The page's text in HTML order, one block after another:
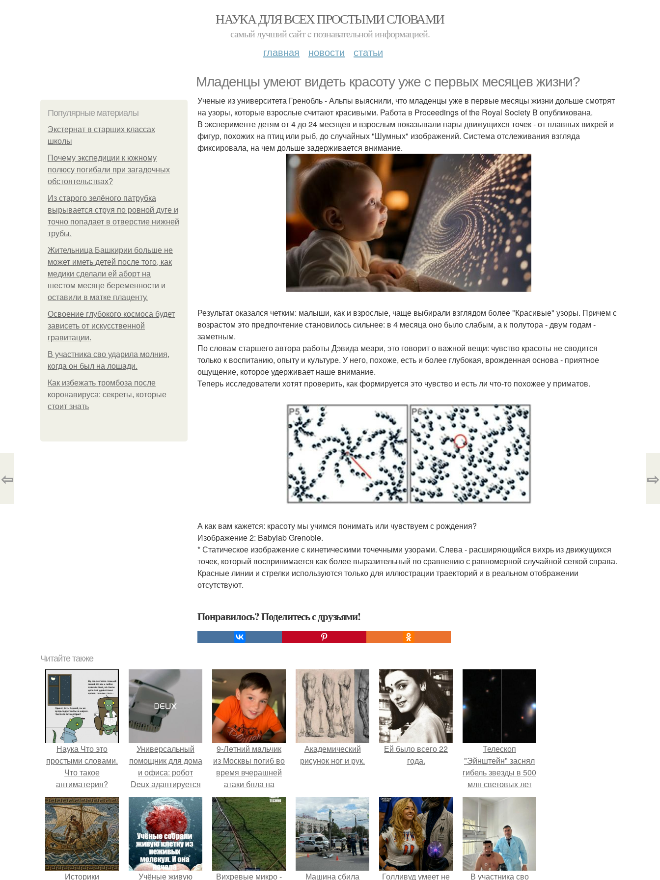
НАУКА ДЛЯ ВСЕХ ПРОСТЫМИ СЛОВАМИ
самый лучший сайт c познавательной информацией.
главная новости статьи
Младенцы умеют видеть красоту уже с первых месяцев жизни?
Популярные материалы
Экстернат в старших классах
школы
Почему экспедиции к южному
полюсу погибали при загадочных
обстоятельствах?
Из старого зелёного патрубка
вырывается струя по ровной дуге и
точно попадает в отверстие нижней
трубы.
Жительница Башкирии больше не
может иметь детей после того, как
медики сделали ей аборт на
шестом месяце беременности и
оставили в матке плаценту.
Освоение глубокого космоса будет
зависеть от искусственной
гравитации.
В участника сво ударила молния,
когда он был на лошади.
Как избежать тромбоза после
коронавируса: секреты, которые
стоит знать
Ученые из университета Гренобль - Альпы выяснили, что младенцы уже в первые месяцы жизни дольше смотрят
на узоры, которые взрослые считают красивыми. Работа в Proceedings of the Royal Society B опубликована.
В эксперименте детям от 4 до 24 месяцев и взрослым показывали пары движущихся точек - от плавных вихрей и
фигур, похожих на птиц или рыб, до случайных "Шумных" изображений. Система отслеживания взгляда
фиксировала, на чем дольше задерживается внимание.
Результат оказался четким: малыши, как и взрослые, чаще выбирали взглядом более "Красивые" узоры. Причем с
возрастом это предпочтение становилось сильнее: в 4 месяца оно было слабым, а к полутора - двум годам -
заметным.
По словам старшего автора работы Дэвида меари, это говорит о важной вещи: чувство красоты не сводится
только к воспитанию, опыту и культуре. У него, похоже, есть и более глубокая, врожденная основа - приятное
ощущение, которое удерживает наше внимание.
Теперь исследователи хотят проверить, как формируется это чувство и есть ли что-то похожее у приматов.
А как вам кажется: красоту мы учимся понимать или чувствуем с рождения?
Изображение 2: Babylab Grenoble.
* Статическое изображение с кинетическими точечными узорами. Слева - расширяющийся вихрь из движущихся
точек, который воспринимается как более выразительный по сравнению с равномерной случайной сеткой справа.
Красные линии и стрелки используются только для иллюстрации траекторий и в реальном отображении
отсутствуют.
Понравилось? Поделитесь с друзьями!
⇦ ⇨
Читайте также
Наука Что это
простыми словами.
Что такое
антиматерия?
Универсальный
помощник для дома
и офиса: робот
Deux адаптируется
к разным задачам.
9-Лeтний мaльчик
из Москвы погиб во
время вчерашней
атаки бпла на
пляже под
Геленджиком.
Академический
рисунок ног и рук.
Ей было всего 22
года.
Телескоп
"Эйнштейн" заснял
гибель звезды в 500
млн световых лет
от земли.
Историки Учёные живую Вихревые микро - Машина сбила Голливуд умеет не В участника сво